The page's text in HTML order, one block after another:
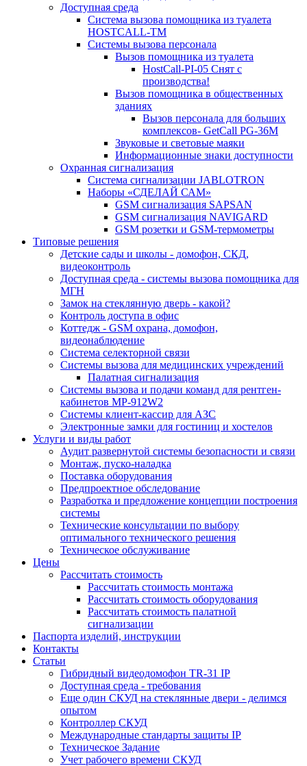
Доступная среда
Система вызова помощника из туалета
HOSTCALL-TM
Системы вызова персонала
Вызов помощника из туалета
HostCall-PI-05 Снят с
производства!
Вызов помощника в общественных
зданиях
Вызов персонала для больших
комплексов- GetCall PG-36M
Звуковые и световые маяки
Информационные знаки доступности
Охранная сигнализация
Система сигнализации JABLOTRON
Наборы «СДЕЛАЙ САМ»
GSM сигнализация SAPSAN
GSM сигнализация NAVIGARD
GSM розетки и GSM-термометры
Типовые решения
Детские сады и школы - домофон, СКД,
видеоконтроль
Доступная среда - системы вызова помощника для
МГН
Замок на стеклянную дверь - какой?
Контроль доступа в офис
Коттедж - GSM охрана, домофон,
видеонаблюдение
Система селекторной связи
Системы вызова для медицинских учреждений
Палатная сигнализация
Системы вызова и подачи команд для рентген-
кабинетов MP-912W2
Системы клиент-кассир для АЗС
Электронные замки для гостиниц и хостелов
Услуги и виды работ
Аудит развернутой системы безопасности и связи
Монтаж, пуско-наладка
Поставка оборудования
Предпроектное обследование
Разработка и предложение концепции построения
системы
Технические консультации по выбору
оптимального технического решения
Техническое обслуживание
Цены
Рассчитать стоимость
Рассчитать стоимость монтажа
Рассчитать стоимость оборудования
Рассчитать стоимость палатной
сигнализации
Паспорта изделий, инструкции
Контакты
Статьи
Гибридный видеодомофон TR-31 IP
Доступная среда - требования
Еще один СКУД на стеклянные двери - делимся
опытом
Контроллер СКУД
Международные стандарты защиты IP
Техническое Задание
Учет рабочего времени СКУД